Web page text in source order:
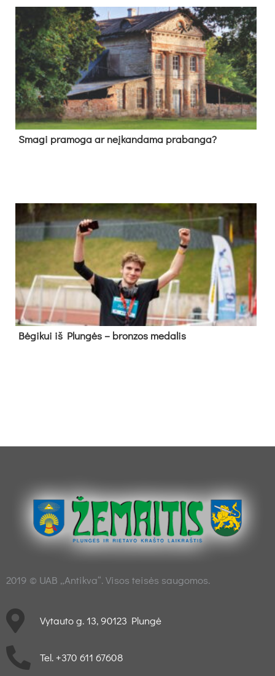
Sma­gi pra­mo­ga ar neį­kan­da­ma pra­ban­ga?
Bė­gi­kui iš Plun­gės – bron­zos me­da­lis
2019 © UAB „Antikva“. Visos teisės saugomos.
Vytauto g. 13, 90123 Plungė
Tel. +370 611 67608